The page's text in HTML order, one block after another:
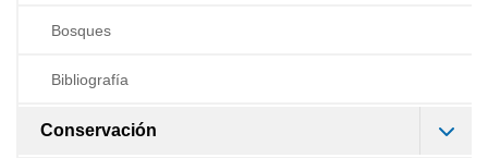
Bosques
Bibliografía
Conservación